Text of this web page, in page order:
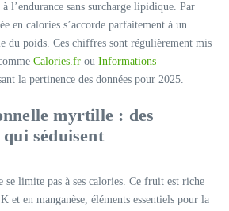
l’endurance sans surcharge lipidique. Par
en calories s’accorde parfaitement à un
du poids. Ces chiffres sont régulièrement mis
Calories.fr ou Informations
la pertinence des données pour 2025.
myrtille : des
séduisent
se limite pas à ses calories. Ce fruit est riche
et en manganèse, éléments essentiels pour la